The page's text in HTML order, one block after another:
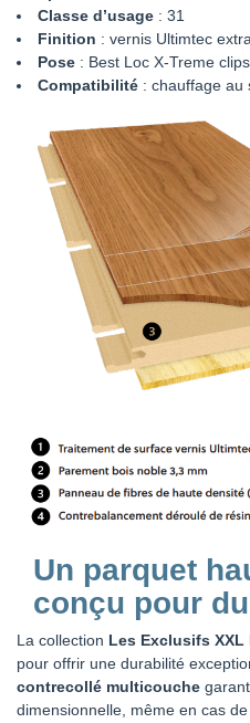
Classe d’usage : 31
Finition : vernis Ultimtec
Pose : Best Loc X-Treme
Compatibilité : chauffage au
Un parquet
conçu pour
La collection Les Exclusifs XXL
pour offrir une durabilité
contrecollé multicouche
dimensionnelle, même en cas